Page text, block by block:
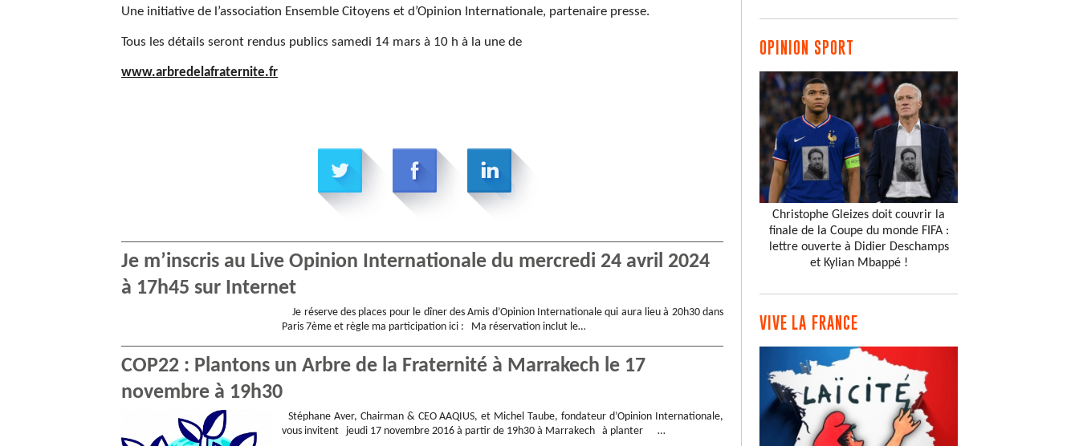
Une initiative de l’association Ensemble Citoyens et d’Opinion Internationale, partenaire presse.
Tous les détails seront rendus publics samedi 14 mars à 10 h à la une de
www.arbredelafraternite.fr
Je m’inscris au Live Opinion Internationale du mercredi 24 avril 2024
à 17h45 sur Internet
Je réserve des places pour le dîner des Amis d’Opinion Internationale qui aura lieu à 20h30 dans
Paris 7ème et règle ma participation ici : Ma réservation inclut le…
COP22 : Plantons un Arbre de la Fraternité à Marrakech le 17
novembre à 19h30
Stéphane Aver, Chairman & CEO AAQIUS, et Michel Taube, fondateur d’Opinion Internationale,
vous invitent jeudi 17 novembre 2016 à partir de 19h30 à Marrakech à planter …
OPINION SPORT
Christophe Gleizes doit couvrir la
finale de la Coupe du monde FIFA :
lettre ouverte à Didier Deschamps
et Kylian Mbappé !
VIVE LA FRANCE